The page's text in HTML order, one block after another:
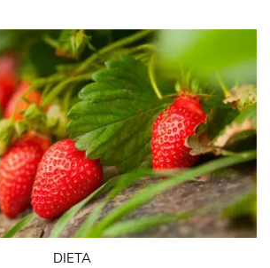
DIETA